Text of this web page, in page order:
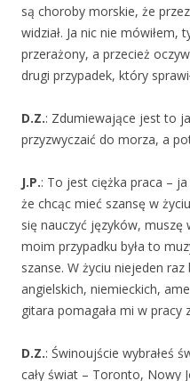
są choroby morskie, że
widział. Ja nic nie mówiłem,
przerażony, a przecież
drugi przypadek, który
D.Z.: Zdumiewające jest to
przyzwyczaić do morza, a
J.P.: To jest ciężka praca – ja
że chcąc mieć szansę w
się nauczyć języków, muszę
moim przypadku była to
szanse. W życiu niejeden
angielskich, niemieckich,
gitara pomagała mi w pracy
D.Z.: Świnoujście wybrałeś
cały świat – Toronto, Nowy